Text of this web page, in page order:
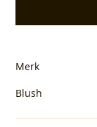
Merk
Blush